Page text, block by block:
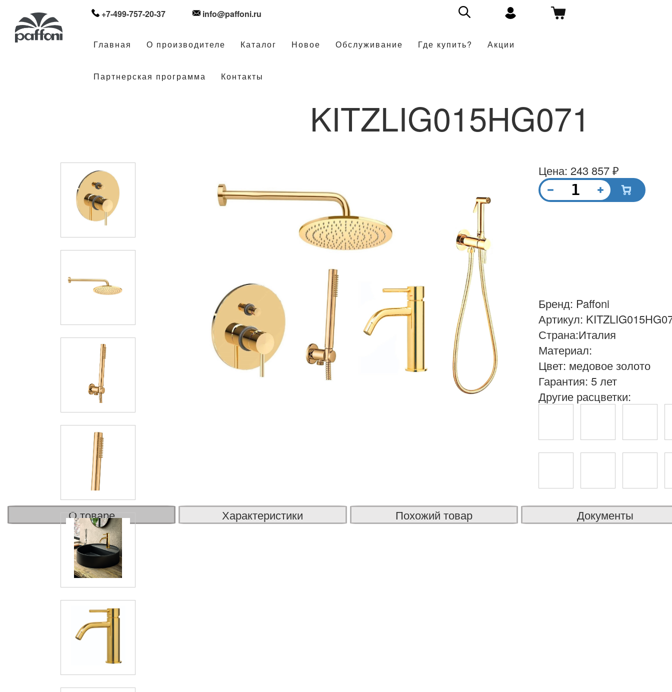
+7-499-757-20-37 info@paffoni.ru
Главная О производителе Каталог Новое Обслуживание Где купить? Акции
Партнерская программа Контакты
KITZLIG015HG071
О товаре Характеристики Похожий товар Документы
Цена: 243 857 ₽
Бренд: Paffoni
Артикул:
Страна:Италия
Материал:
Цвет: медовое золото
Гарантия: 5 лет
Другие расцветки: